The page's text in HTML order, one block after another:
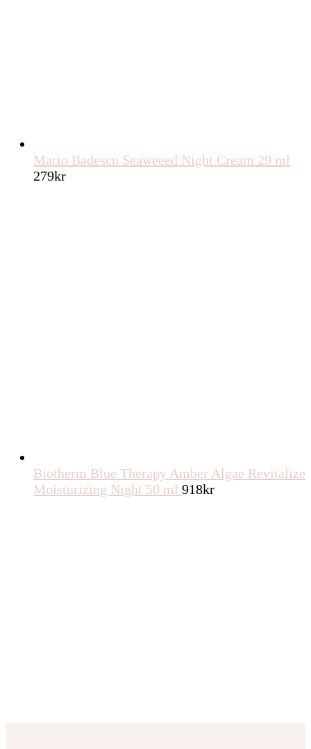
Mario Badescu Seaweeed Night Cream 29 ml
279kr
Biotherm Blue Therapy Amber Algae Revitalize
Moisturizing Night 50 ml 918kr